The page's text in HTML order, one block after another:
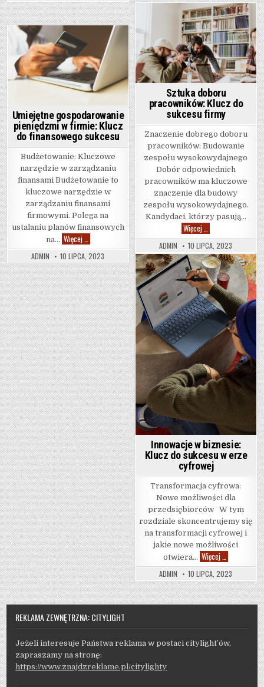
Posted in
Sztuka doboru
pracowników: Klucz do
sukcesu firmy
Znaczenie dobrego doboru
pracowników: Budowanie
zespołu wysokowydajnego
Dobór odpowiednich
pracowników ma kluczowe
znaczenie dla budowy
zespołu wysokowydajnego.
Kandydaci, którzy pasują…
Więcej … Sztuka doboru
ADMIN 10 LIPCA, 2023
Posted in
Umiejętne gospodarowanie
pieniędzmi w firmie: Klucz
do finansowego sukcesu
Budżetowanie: Kluczowe
narzędzie w zarządzaniu
finansami Budżetowanie to
kluczowe narzędzie w
zarządzaniu finansami
firmowymi. Polega na
ustalaniu planów finansowych
na… Więcej … Umiejętne gospodarowanie pieniędzmi w firmie: Klucz do
ADMIN 10 LIPCA, 2023
Posted in
Innowacje w biznesie:
Klucz do sukcesu w erze
cyfrowej
Transformacja cyfrowa:
Nowe możliwości dla
przedsiębiorców W tym
rozdziale skoncentrujemy się
na transformacji cyfrowej i
jakie nowe możliwości
otwiera… Więcej … Innowacje
ADMIN 10 LIPCA, 2023
REKLAMA ZEWNĘTRZNA: CITYLIGHT
Jeżeli interesuje Państwa reklama w postaci citylight’ów,
zapraszamy na stronę:
https://www.znajdzreklame.pl/citylighty